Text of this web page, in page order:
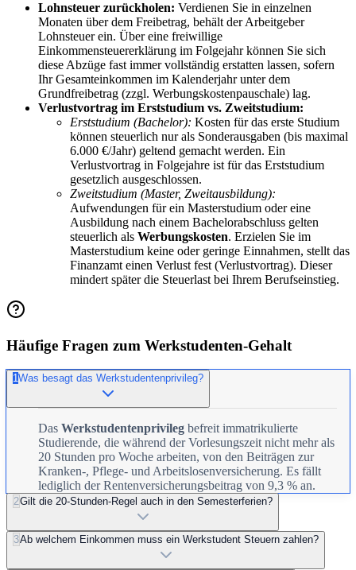
Lohnsteuer zurückholen: Verdienen Sie in einzelnen
Monaten über dem Freibetrag, behält der Arbeitgeber
Lohnsteuer ein. Über eine freiwillige
Einkommensteuererklärung im Folgejahr können Sie sich
diese Abzüge fast immer vollständig erstatten lassen, sofern
Ihr Gesamteinkommen im Kalenderjahr unter dem
Grundfreibetrag (zzgl. Werbungskostenpauschale) lag.
Verlustvortrag im Erststudium vs. Zweitstudium:
Erststudium (Bachelor): Kosten für das erste Studium
können steuerlich nur als Sonderausgaben (bis maximal
6.000 €/Jahr) geltend gemacht werden. Ein
Verlustvortrag in Folgejahre ist für das Erststudium
gesetzlich ausgeschlossen.
Zweitstudium (Master, Zweitausbildung):
Aufwendungen für ein Masterstudium oder eine
Ausbildung nach einem Bachelorabschluss gelten
steuerlich als Werbungskosten. Erzielen Sie im
Masterstudium keine oder geringe Einnahmen, stellt das
Finanzamt einen Verlust fest (Verlustvortrag). Dieser
mindert später die Steuerlast bei Ihrem Berufseinstieg.
Häufige Fragen zum Werkstudenten-Gehalt
1Was besagt das Werkstudentenprivileg?
Das Werkstudentenprivileg befreit immatrikulierte
Studierende, die während der Vorlesungszeit nicht mehr als
20 Stunden pro Woche arbeiten, von den Beiträgen zur
Kranken-, Pflege- und Arbeitslosenversicherung. Es fällt
lediglich der Rentenversicherungsbeitrag von 9,3 % an.
2Gilt die 20-Stunden-Regel auch in den Semesterferien?
3Ab welchem Einkommen muss ein Werkstudent Steuern zahlen?